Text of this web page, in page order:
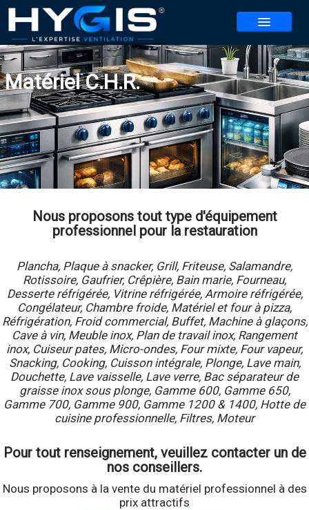
NOS SERVICES
NOS AGENCES▼
CONTACT
REALISATIONS
ACTUALITES
REJOIGNEZ-NOUS▼
JEU HYGIS 2026
Matériel C.H.R.
Nous proposons tout type d'équipement
professionnel pour la restauration
Plancha, Plaque à snacker, Grill, Friteuse, Salamandre,
Rotissoire, Gaufrier, Crêpière, Bain marie, Fourneau,
Desserte réfrigérée, Vitrine réfrigérée, Armoire réfrigérée,
Congélateur, Chambre froide, Matériel et four à pizza,
Réfrigération, Froid commercial, Buffet, Machine à glaçons,
Cave à vin, Meuble inox, Plan de travail inox, Rangement
inox, Cuiseur pates, Micro-ondes, Four mixte, Four vapeur,
Snacking, Cooking, Cuisson intégrale, Plonge, Lave main,
Douchette, Lave vaisselle, Lave verre, Bac séparateur de
graisse inox sous plonge, Gamme 600, Gamme 650,
Gamme 700, Gamme 900, Gamme 1200 & 1400, Hotte de
cuisine professionnelle, Filtres, Moteur
Pour tout renseignement, veuillez contacter un de
nos conseillers.
Nous proposons à la vente du matériel professionnel à des
prix attractifs